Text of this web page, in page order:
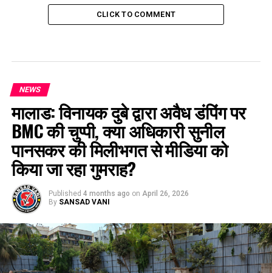
CLICK TO COMMENT
NEWS
मालाड: विनायक दुबे द्वारा अवैध डंपिंग पर
BMC की चुप्पी, क्या अधिकारी सुनील
पानसकर की मिलीभगत से मीडिया को
किया जा रहा गुमराह?
Published 4 months ago on April 26, 2026
By SANSAD VANI